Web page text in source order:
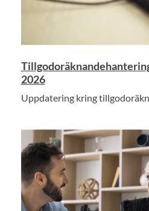
2026
Uppdatering kring